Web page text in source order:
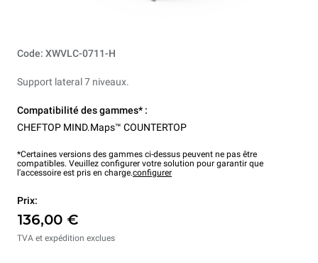
Code: XWVLC-0711-H
Support lateral 7 niveaux.
Compatibilité des gammes* :
CHEFTOP MIND.Maps™ COUNTERTOP
*Certaines versions des gammes ci-dessus peuvent ne pas être
compatibles. Veuillez configurer votre solution pour garantir que
l'accessoire est pris en charge.configurer
Prix:
136,00 €
TVA et expédition exclues